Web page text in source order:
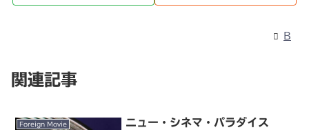
B
関連記事
Foreign Movie
ニュー・シネマ・パラダイス